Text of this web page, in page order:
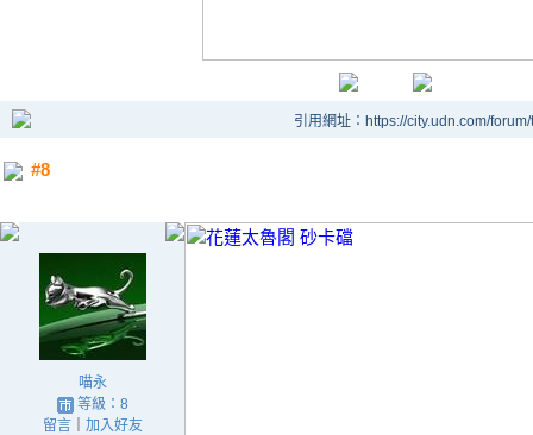
引用網址：https://city.udn.com/
#8
喵永
等級：8
留言｜ 加入好友